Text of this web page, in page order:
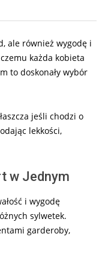
ale również wygodę i
każda kobieta
to doskonały wybór
jeśli chodzi o
lekkości,
w Jednym
i wygodę
sylwetek.
garderoby,